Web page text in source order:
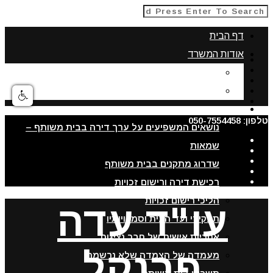
דף הבית
אודות המשרד
מאמרים
נושאים המשפיעים על ערך דירה בבית משותף –
שמאות
שדרוג מתקנים בבית משותף
רכישת דירה ורישום זכויות
הליכי רישום זכויות
תפקידי ועד הבית וסמכויותיו
אחריות אישית של חבר נציגות
מעמדה של הצמדה שלא נרשמה
טלפון: 050-7554458
עו"ד עדה